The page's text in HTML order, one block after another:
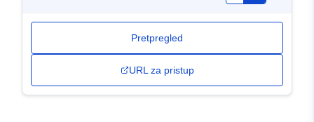
Pretpregled
URL za pristup